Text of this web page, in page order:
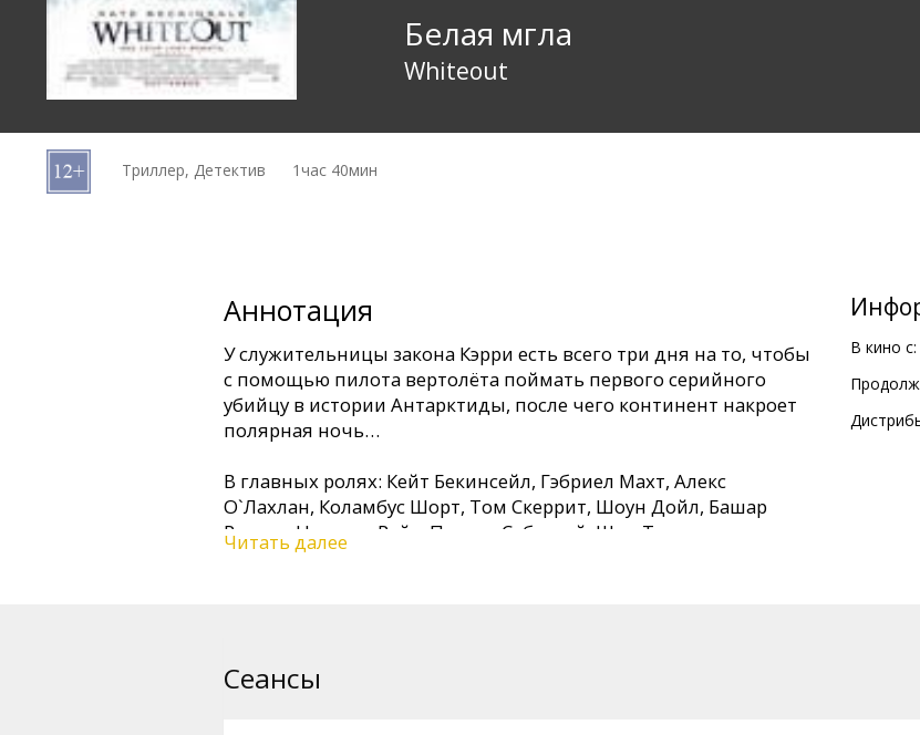
Подарки
B2B
Белая мгла
Whiteout
Триллер, Детектив 1час 40мин
Аннотация
У служительницы закона Кэрри есть всего три дня на то, чтобы
с помощью пилота вертолёта поймать первого серийного
убийцу в истории Антарктиды, после чего континент накроет
полярная ночь…
В главных ролях: Кейт Бекинсейл, Гэбриел Махт, Алекс
О`Лахлан, Коламбус Шорт, Том Скеррит, Шоун Дойл, Башар
Рахаль, Николас Райт, Патрик Сабонгуй, Шон Таккер
Читать далее
В кино с:
Сеансы